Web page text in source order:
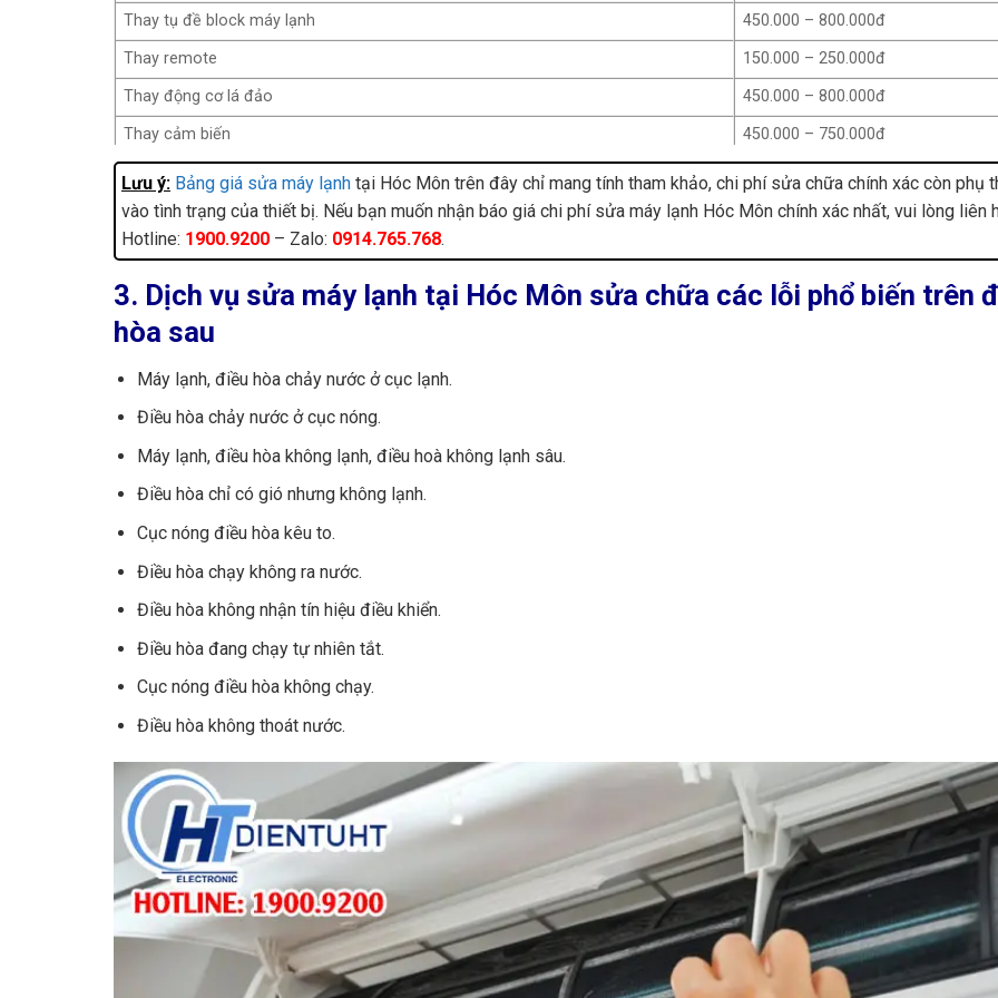
Thay tụ đề block máy lạnh
450.000 – 800.000đ
Thay remote
150.000 – 250.000đ
Thay động cơ lá đảo
450.000 – 800.000đ
Thay cảm biến
450.000 – 750.000đ
Thay block (mono)
1.600.000 – 3.700.000đ
Thay block (Inverter)
2.000.000 – 4.000.000đ
Thay motor quạt dàn nóng/dàn lạnh (mono)
Thay motor quạt dàn nóng/dàn lạnh (inverter)
1.000.000 – 2.200.000đ
Thay lồng sóc (mono)
Tháo lắp dàn lạnh/dàn nóng
Tháo, lắp máy lạnh
Tháo, lắp, vận chuyển máy lạnh
600.000 – 750.000đ
Ống đồng >= 6mm
195.000 – 285.000đ
Dây điện 1.5mm
8.000đ
Dây điện 2.5mm
12.000đ
Ống thoát nước PVC
40.000đ
Ống thoát nước ruột gà
10.000đ
Lưu ý: Bảng giá sửa máy lạnh tại Hóc Môn trên đây chỉ mang tính tham khảo, chi phí sửa chữa chính xác còn phụ
vào tình trạng của thiết bị. Nếu bạn muốn nhận báo giá chi phí sửa máy lạnh Hóc Môn chính xác nhất, vui lòng liên
Hotline: 1900.9200 – Zalo: 0914.765.768.
3. Dịch vụ sửa máy lạnh tại Hóc Môn sửa chữa các lỗi phổ biến trên
hòa sau
Máy lạnh, điều hòa chảy nước ở cục lạnh.
Điều hòa chảy nước ở cục nóng.
Máy lạnh, điều hòa không lạnh, điều hoà không lạnh sâu.
Điều hòa chỉ có gió nhưng không lạnh.
Cục nóng điều hòa kêu to.
Điều hòa chạy không ra nước.
Điều hòa không nhận tín hiệu điều khiển.
Điều hòa đang chạy tự nhiên tắt.
Cục nóng điều hòa không chạy.
Điều hòa không thoát nước.